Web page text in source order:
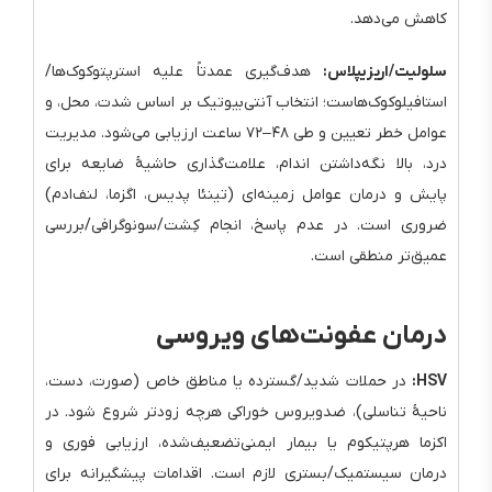
کاهش می‌دهد.
سلولیت/اریزیپلاس: هدف‌گیری عمدتاً علیه استرپتوکوک‌ها/
استافیلوکوک‌هاست؛ انتخاب آنتی‌بیوتیک بر اساس شدت، محل، و
عوامل خطر تعیین و طی ۴۸–۷۲ ساعت ارزیابی می‌شود. مدیریت
درد، بالا نگه‌داشتن اندام، علامت‌گذاری حاشیهٔ ضایعه برای
پایش و درمان عوامل زمینه‌ای (تینئا پدیس، اگزما، لنف‌ادم)
ضروری است. در عدم پاسخ، انجام کِشت/سونوگرافی/بررسی
عمیق‌تر منطقی است.
درمان عفونت‌های ویروسی
HSV: در حملات شدید/گسترده یا مناطق خاص (صورت، دست،
ناحیهٔ تناسلی)، ضدویروس خوراکی هرچه زودتر شروع شود. در
اکزما هرپتیکوم یا بیمار ایمنی‌تضعیف‌شده، ارزیابی فوری و
درمان سیستمیک/بستری لازم است. اقدامات پیشگیرانه برای